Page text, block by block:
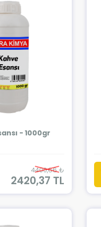
- 1000gr
4400,66 ₺
2420,37 TL